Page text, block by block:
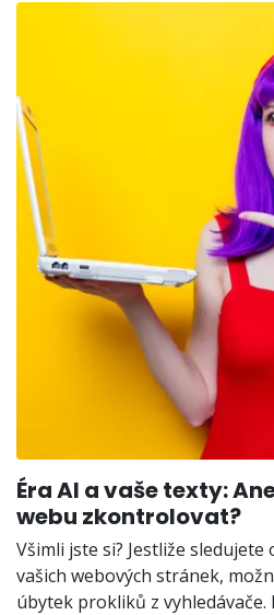
zásadní je pro její funkčnost
Éra AI a vaše texty:
webu zkontrolovat?
Všimli jste si? Jestliže
vašich webových stránek,
úbytek prokliků z vyhledávače.